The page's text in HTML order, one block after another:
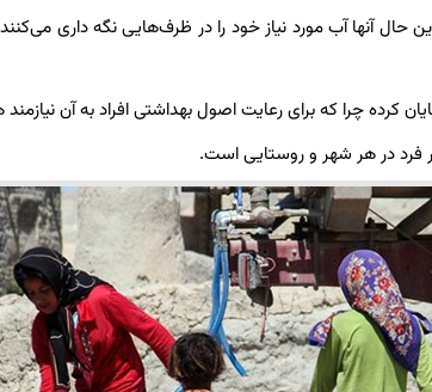
حال آنها آب مورد نیاز خود را در ظرف‌هایی نگه داری
کرده چرا که برای رعایت اصول بهداشتی افراد به آن
فرد در هر شهر و روستایی است.